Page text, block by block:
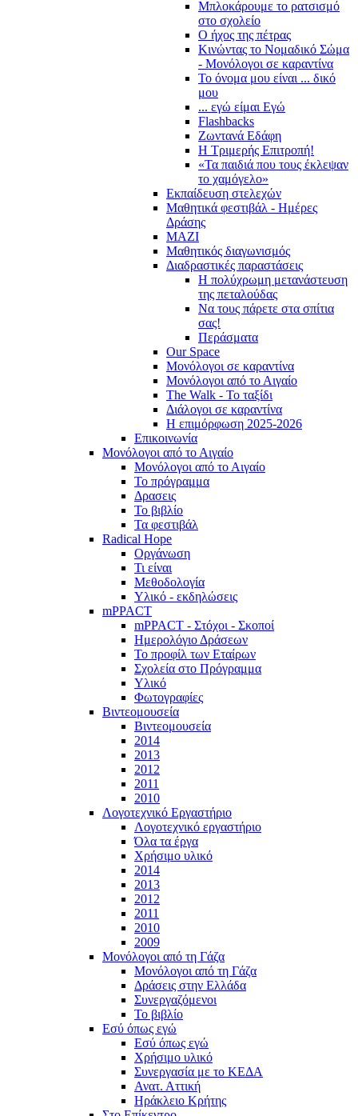
Μπλοκάρουμε το ρατσισμό
στο σχολείο
Ο ήχος της πέτρας
Κινώντας το Νομαδικό Σώμα
- Μονόλογοι σε καραντίνα
Το όνομα μου είναι ... δικό
μου
... εγώ είμαι Εγώ
Flashbacks
Ζωντανά Εδάφη
Η Τριμερής Επιτροπή!
«Τα παιδιά που τους έκλεψαν
το χαμόγελο»
Εκπαίδευση στελεχών
Μαθητικά φεστιβάλ - Ημέρες
Δράσης
ΜΑΖΙ
Μαθητικός διαγωνισμός
Διαδραστικές παραστάσεις
Η πολύχρωμη μετανάστευση
της πεταλούδας
Να τους πάρετε στα σπίτια
σας!
Περάσματα
Our Space
Μονόλογοι σε καραντίνα
Μονόλογοι από το Αιγαίο
The Walk - Το ταξίδι
Διάλογοι σε καραντίνα
Η επιμόρφωση 2025-2026
Επικοινωνία
Μονόλογοι από το Αιγαίο
Μονόλογοι από το Αιγαίο
Το πρόγραμμα
Δρασεις
Το βιβλίο
Τα φεστιβάλ
Radical Hope
Οργάνωση
Τι είναι
Μεθοδολογία
Υλικό - εκδηλώσεις
mPPACT
mPPACT - Στόχοι - Σκοποί
Ημερολόγιο Δράσεων
Το προφίλ των Εταίρων
Σχολεία στο Πρόγραμμα
Υλικό
Φωτογραφίες
Βιντεομουσεία
Βιντεομουσεία
2014
2013
2012
2011
2010
Λογοτεχνικό Εργαστήριο
Λογοτεχνικό εργαστήριο
Όλα τα έργα
Χρήσιμο υλικό
2014
2013
2012
2011
2010
2009
Μονόλογοι από τη Γάζα
Μονόλογοι από τη Γάζα
Δράσεις στην Ελλάδα
Συνεργαζόμενοι
To βιβλίο
Εσύ όπως εγώ
Εσύ όπως εγώ
Χρήσιμο υλικό
Συνεργασία με το ΚΕΔΑ
Ανατ. Αττική
Ηράκλειο Κρήτης